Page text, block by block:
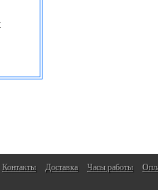
Контакты Доставка Часы работы